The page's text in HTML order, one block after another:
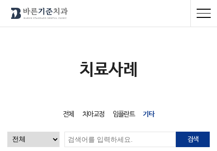
치료사례
전체 치아교정 임플란트 기타
검색